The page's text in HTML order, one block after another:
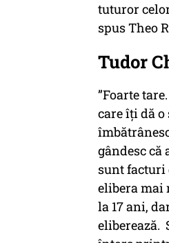
tuturor
spus Theo
Tudor
”Foarte
care îți dă o
gândesc
sunt facturi
elibera mai
la 17 ani,
eliberează.